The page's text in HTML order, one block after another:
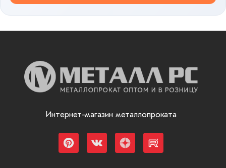
Интернет-магазин металлопроката